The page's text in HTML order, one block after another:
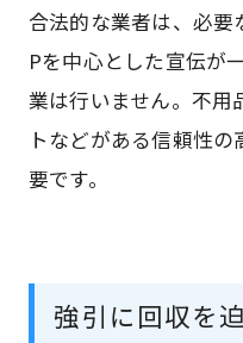
合法的な業者は、必要
Pを中心とした宣伝が
業は行いません。不用
トなどがある信頼性
要です。
強引に回収を